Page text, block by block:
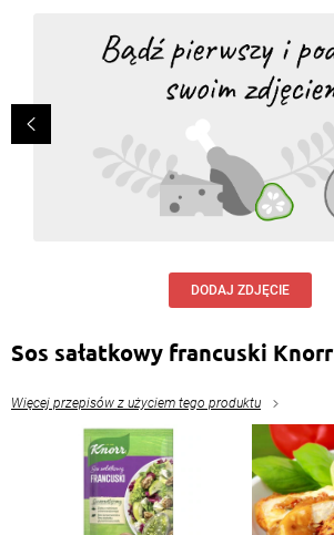
DODAJ ZDJĘCIE
Sos sałatkowy francuski Knorr
Więcej przepisów z użyciem tego produktu